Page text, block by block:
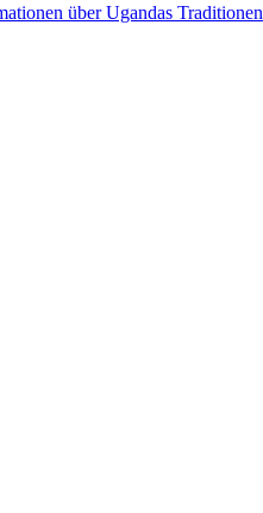
über Ugandas Traditionen